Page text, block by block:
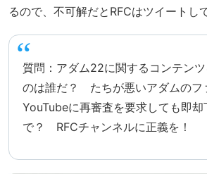
るので、不可解だとRFCはツイートし
質問：アダム22に関するコンテン
のは誰だ？ たちが悪いアダムの
YouTubeに再審査を要求しても即
で？ RFCチャンネルに正義を！